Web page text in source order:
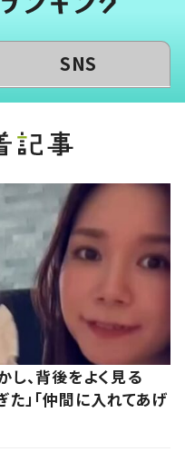
SNS
し、背後をよく見る
」「仲間に入れてあげ